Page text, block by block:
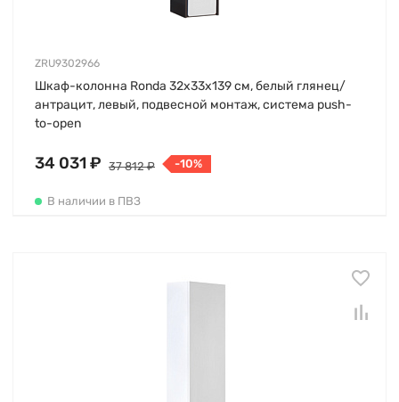
ZRU9302966
Шкаф-колонна Ronda 32х33х139 см, белый глянец/
антрацит, левый, подвесной монтаж, система push-
to-open
34 031 ₽ 37 812 ₽ -10%
В наличии в ПВЗ